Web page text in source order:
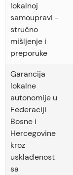
lokalnoj
samoupravi -
stručno
mišljenje i
preporuke
Garancija
lokalne
autonomije u
Federaciji
Bosne i
Hercegovine
kroz
usklađenost
sa